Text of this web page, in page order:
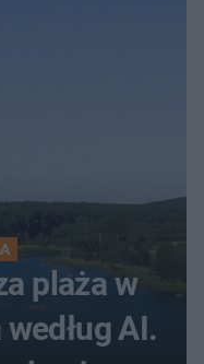
plaża w
AI.